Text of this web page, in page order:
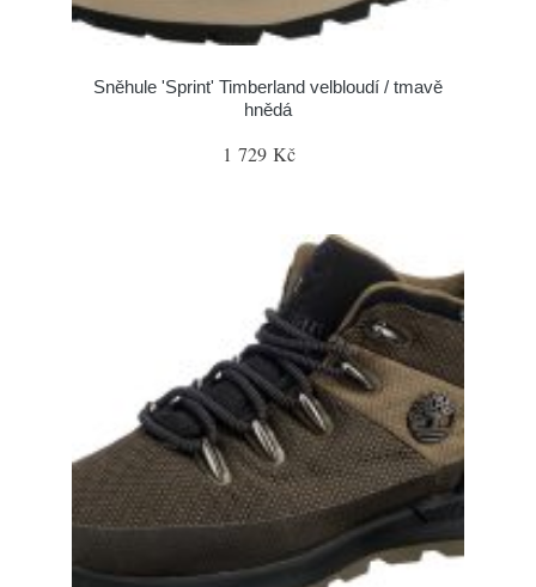
Sněhule 'Sprint' Timberland velbloudí / tmavě
hnědá
1 729 Kč